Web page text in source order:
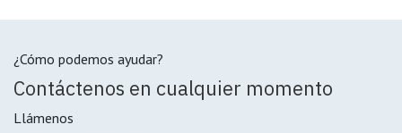
¿Cómo podemos ayudar?
Contáctenos en cualquier momento
Llámenos